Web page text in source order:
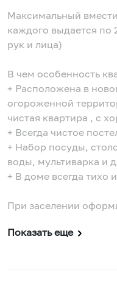
Максимальный
каждого выдается по
рук и лица)
В чем особенность
+ Расположена в
огороженной
чистая квартира , с
+ Всегда чистое
+ Набор посуды,
воды, мультиварка и
+ В доме всегда тихо
При заселении
Показать еще